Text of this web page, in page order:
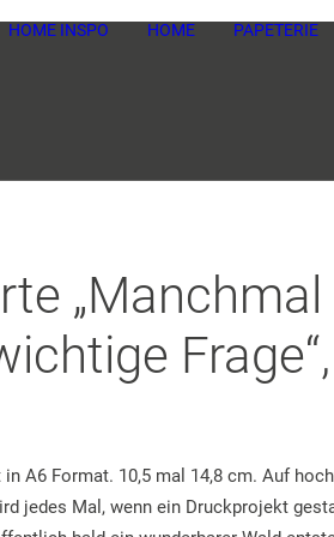
HOME INSPO HOME PAPETERIE
A6 Format. 10,5 mal 14,8 cm. Auf
jedes Mal, wenn ein Druckprojekt